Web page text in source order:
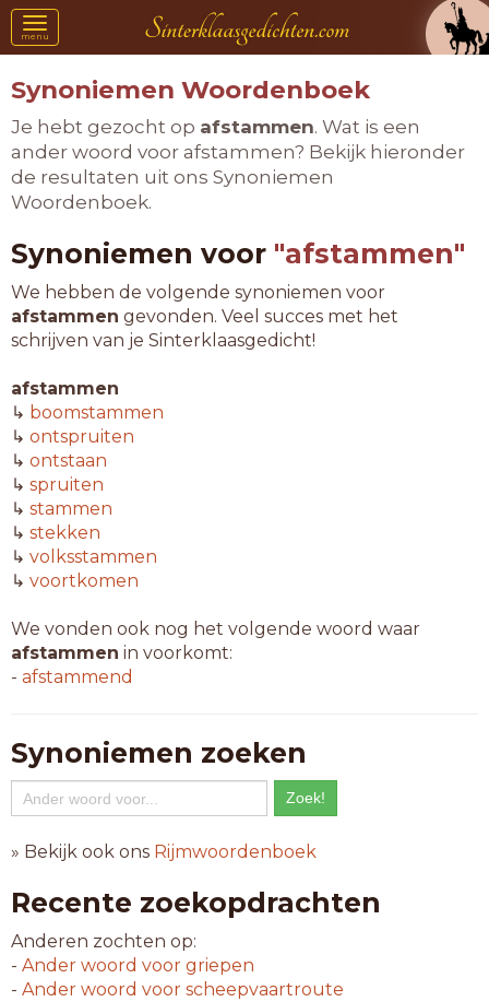
Toggle
navigation
menu
Synoniemen Woordenboek
Je hebt gezocht op afstammen. Wat is een
ander woord voor afstammen? Bekijk hieronder
de resultaten uit ons Synoniemen
Woordenboek.
Synoniemen voor "afstammen"
We hebben de volgende synoniemen voor
afstammen gevonden. Veel succes met het
schrijven van je Sinterklaasgedicht!
afstammen
↳ boomstammen
↳ ontspruiten
↳ ontstaan
↳ spruiten
↳ stammen
↳ stekken
↳ volksstammen
↳ voortkomen
We vonden ook nog het volgende woord waar
afstammen in voorkomt:
- afstammend
Synoniemen zoeken
» Bekijk ook ons Rijmwoordenboek
Recente zoekopdrachten
Anderen zochten op:
- Ander woord voor griepen
- Ander woord voor scheepvaartroute